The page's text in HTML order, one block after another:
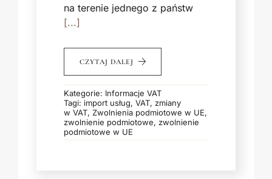
na terenie jednego z państw
[...]
CZYTAJ DALEJ
Kategorie: Informacje VAT
Tagi: import usług, VAT, zmiany
w VAT, Zwolnienia podmiotowe w UE,
zwolnienie podmiotowe, zwolnienie
podmiotowe w UE